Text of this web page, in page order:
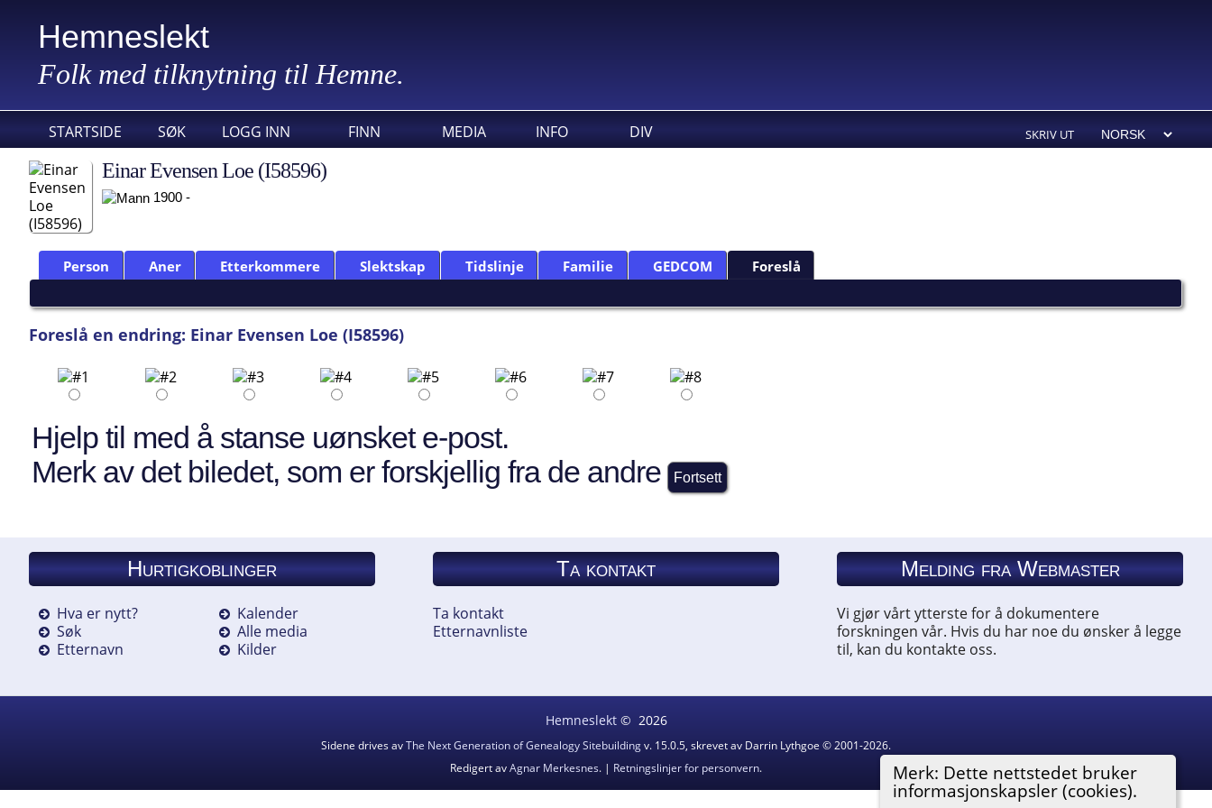
Hemneslekt
Folk med tilknytning til Hemne.
STARTSIDE SØK LOGG INN FINN MEDIA INFO DIV SKRIV UT
Merk: Dette nettstedet bruker
informasjonskapsler (cookies).
Einar Evensen Loe (I58596)
1900 -
Person Aner Etterkommere Slektskap Tidslinje Familie GEDCOM Foreslå
Foreslå en endring: Einar Evensen Loe (I58596)
Hjelp til med å stanse uønsket e-post.
Merk av det biledet, som er forskjellig fra de andre
Hurtigkoblinger
Hva er nytt?
Søk
Etternavn
Kalender
Alle media
Kilder
Ta kontakt
Ta kontakt
Etternavnliste
Melding fra Webmaster
Vi gjør vårt ytterste for å dokumentere
forskningen vår. Hvis du har noe du ønsker å legge
til, kan du kontakte oss.
Hemneslekt© 2026
Sidene drives avThe Next Generation of Genealogy Sitebuildingv. 15.0.5, skrevet av Darrin Lythgoe © 2001-2026.
Redigert avAgnar Merkesnes. | Retningslinjer for personvern.